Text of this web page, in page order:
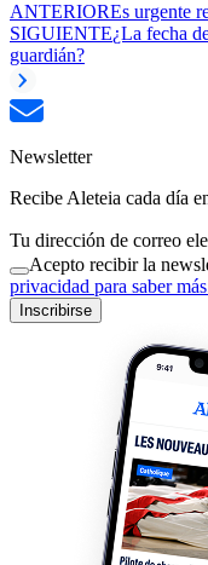
ANTERIOREs urgente
SIGUIENTE¿La fecha
guardián?
Newsletter
Recibe Aleteia cada día
Tu dirección de correo
Acepto recibir la
privacidad para saber
Inscribirse